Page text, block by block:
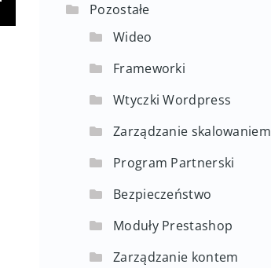
Pozostałe
Wideo
Frameworki
Wtyczki Wordpress
Zarządzanie skalowaniem
Program Partnerski
Bezpieczeństwo
Moduły Prestashop
Zarządzanie kontem